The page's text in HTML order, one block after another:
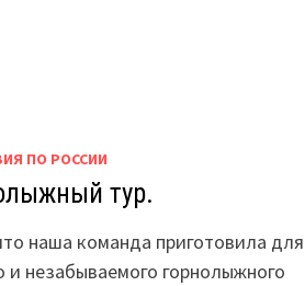
ПО РОССИИ
тур.
наша команда приготовила для
и незабываемого горнолыжного